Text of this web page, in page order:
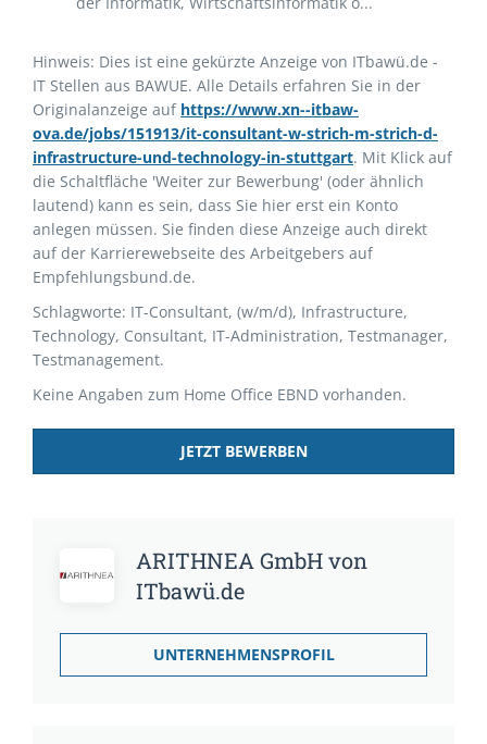
Hinweis: Dies ist eine gekürzte Anzeige von ITbawü.de -
IT Stellen aus BAWUE. Alle Details erfahren Sie in der
Originalanzeige auf https://www.xn--itbaw-
ova.de/jobs/151913/it-consultant-w-strich-m-strich-d-
infrastructure-und-technology-in-stuttgart. Mit Klick auf
die Schaltfläche 'Weiter zur Bewerbung' (oder ähnlich
lautend) kann es sein, dass Sie hier erst ein Konto
anlegen müssen. Sie finden diese Anzeige auch direkt
auf der Karrierewebseite des Arbeitgebers auf
Empfehlungsbund.de.
Schlagworte: IT-Consultant, (w/m/d), Infrastructure,
Technology, Consultant, IT-Administration, Testmanager,
Testmanagement.
Keine Angaben zum Home Office EBND vorhanden.
JETZT BEWERBEN
ARITHNEA GmbH von
ITbawü.de
UNTERNEHMENSPROFIL